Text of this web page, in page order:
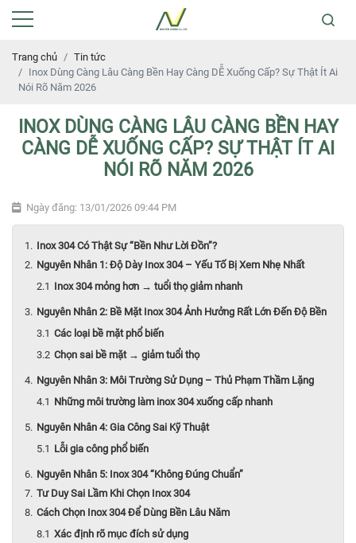
Trang chủ
Tin tức
Inox Dùng Càng Lâu Càng Bền Hay Càng DỄ Xuống Cấp? Sự Thật Ít Ai
Nói Rõ Năm 2026
INOX DÙNG CÀNG LÂU CÀNG BỀN HAY
CÀNG DỄ XUỐNG CẤP? SỰ THẬT ÍT AI
NÓI RÕ NĂM 2026
Ngày đăng: 13/01/2026 09:44 PM
Inox 304 Có Thật Sự “Bền Như Lời Đồn”?
Nguyên Nhân 1: Độ Dày Inox 304 – Yếu Tố Bị Xem Nhẹ Nhất
Inox 304 mỏng hơn → tuổi thọ giảm nhanh
Nguyên Nhân 2: Bề Mặt Inox 304 Ảnh Hưởng Rất Lớn Đến Độ Bền
Các loại bề mặt phổ biến
Chọn sai bề mặt → giảm tuổi thọ
Nguyên Nhân 3: Môi Trường Sử Dụng – Thủ Phạm Thầm Lặng
Những môi trường làm inox 304 xuống cấp nhanh
Nguyên Nhân 4: Gia Công Sai Kỹ Thuật
Lỗi gia công phổ biến
Nguyên Nhân 5: Inox 304 “Không Đúng Chuẩn”
Tư Duy Sai Lầm Khi Chọn Inox 304
Cách Chọn Inox 304 Để Dùng Bền Lâu Năm
Xác định rõ mục đích sử dụng